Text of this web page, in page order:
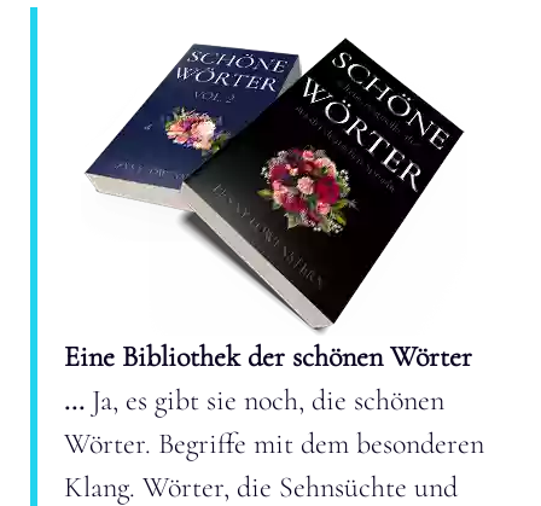
Eine Bibliothek der schönen Wörter
... Ja, es gibt sie noch, die schönen
Wörter. Begriffe mit dem besonderen
Klang. Wörter, die Sehnsüchte und